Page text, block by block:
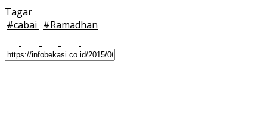
Tagar
#cabai #Ramadhan